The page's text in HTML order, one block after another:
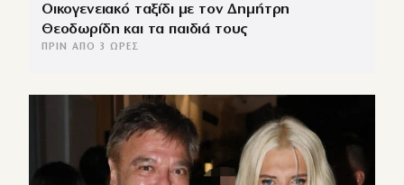
Οικογενειακό ταξίδι με τον Δημήτρη
Θεοδωρίδη και τα παιδιά τους
ΠΡΙΝ ΑΠΌ 3 ΏΡΕΣ